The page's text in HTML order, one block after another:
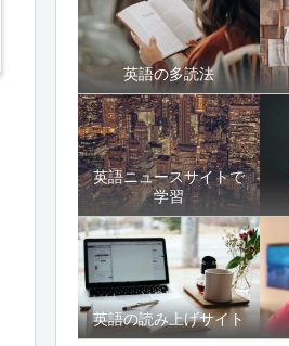
英語の多読法
英語ニュースサイトで
学習
英語の読み上げサイト